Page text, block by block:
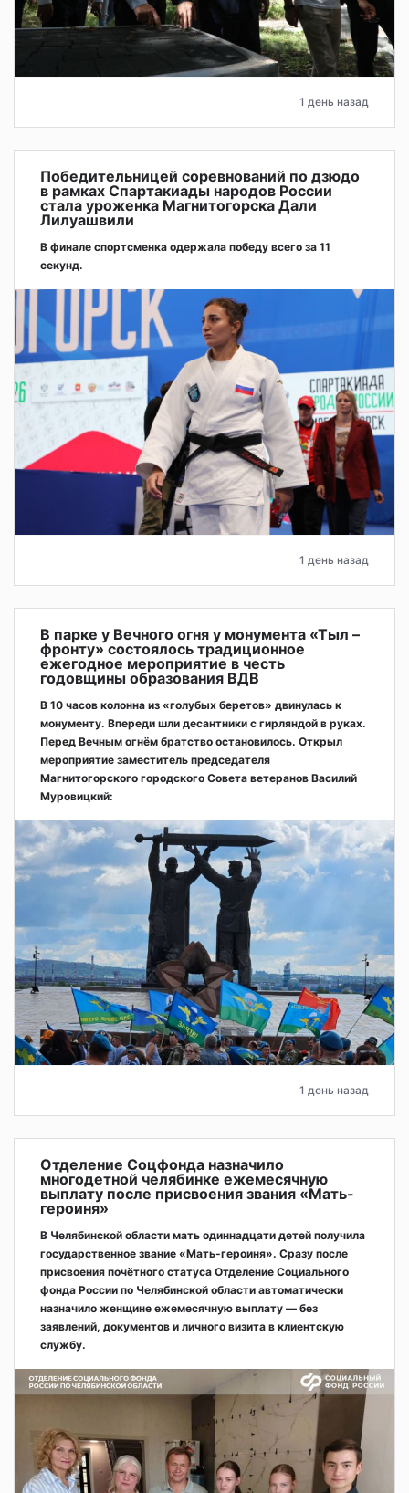
1 день назад
Победительницей соревнований по дзюдо
в рамках Спартакиады народов России
стала уроженка Магнитогорска Дали
Лилуашвили
В финале спортсменка одержала победу всего за 11
секунд.
1 день назад
В парке у Вечного огня у монумента «Тыл –
фронту» состоялось традиционное
ежегодное мероприятие в честь
годовщины образования ВДВ
В 10 часов колонна из «голубых беретов» двинулась к
монументу. Впереди шли десантники с гирляндой в руках.
Перед Вечным огнём братство остановилось. Открыл
мероприятие заместитель председателя
Магнитогорского городского Совета ветеранов Василий
Муровицкий:
1 день назад
Отделение Соцфонда назначило
многодетной челябинке ежемесячную
выплату после присвоения звания «Мать-
героиня»
В Челябинской области мать одиннадцати детей получила
государственное звание «Мать-героиня». Сразу после
присвоения почётного статуса Отделение Социального
фонда России по Челябинской области автоматически
назначило женщине ежемесячную выплату — без
заявлений, документов и личного визита в клиентскую
службу.